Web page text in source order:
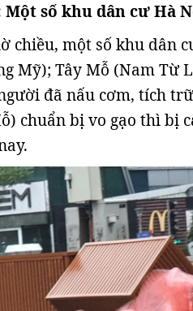
Một số khu dân cư Hà
chiều, một số khu dân
Mỹ); Tây Mỗ (Nam Từ
đã nấu cơm, tích
chuẩn bị vo gạo thì bị